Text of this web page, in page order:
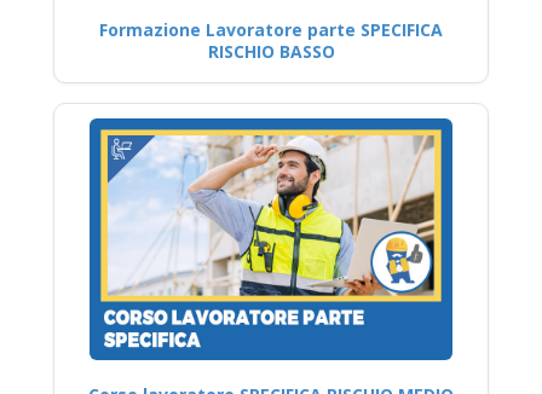
Formazione Lavoratore parte SPECIFICA
RISCHIO BASSO